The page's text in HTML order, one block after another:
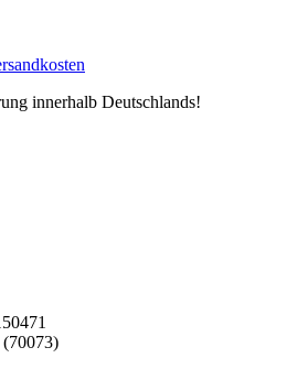
innerhalb Deutschlands!
(70073)